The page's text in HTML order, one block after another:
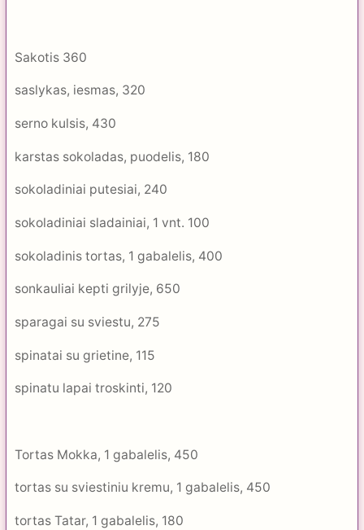
Sakotis 360
saslykas, iesmas, 320
serno kulsis, 430
karstas sokoladas, puodelis, 180
sokoladiniai putesiai, 240
sokoladiniai sladainiai, 1 vnt. 100
sokoladinis tortas, 1 gabalelis, 400
sonkauliai kepti grilyje, 650
sparagai su sviestu, 275
spinatai su grietine, 115
spinatu lapai troskinti, 120
Tortas Mokka, 1 gabalelis, 450
tortas su sviestiniu kremu, 1 gabalelis, 450
tortas Tatar, 1 gabalelis, 180